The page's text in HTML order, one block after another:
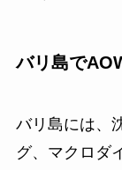
バリ島で
バリ島には、
グ、マクロダ